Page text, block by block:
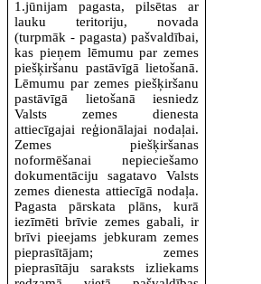
1.jūnijam pagasta, pilsētas ar
lauku teritoriju, novada
(turpmāk - pagasta) pašvaldībai,
kas pieņem lēmumu par zemes
piešķiršanu pastāvīgā lietošanā.
Lēmumu par zemes piešķiršanu
pastāvīgā lietošanā iesniedz
Valsts zemes dienesta
attiecīgajai reģionālajai nodaļai.
Zemes piešķiršanas
noformēšanai nepieciešamo
dokumentāciju sagatavo Valsts
zemes dienesta attiecīgā nodaļa.
Pagasta pārskata plāns, kurā
iezīmēti brīvie zemes gabali, ir
brīvi pieejams jebkuram zemes
pieprasītājam; zemes
pieprasītāju saraksts izliekams